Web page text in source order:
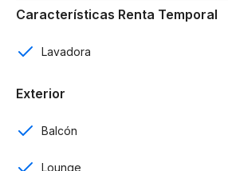
amplias áreas sociales y amenidades
Características
Proyecto
Características Renta Temporal
Lavadora
Exterior
Balcón
Lounge